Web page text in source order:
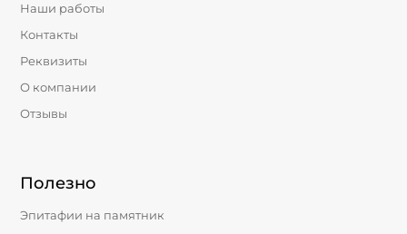
Наши работы
Контакты
Реквизиты
О компании
Отзывы
Полезно
Эпитафии на памятник